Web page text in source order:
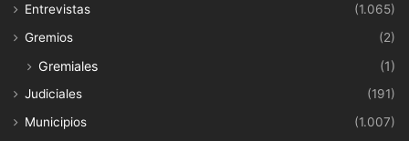
Entrevistas
(1.065)
Gremios
(2)
Gremiales (1)
Judiciales
(191)
Municipios
(1.007)